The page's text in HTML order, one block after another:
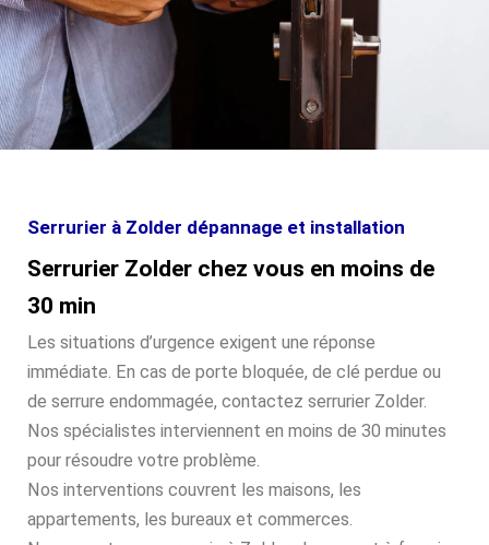
Serrurier à Zolder dépannage et installation
Serrurier Zolder chez vous en moins de
30 min
Les situations d’urgence exigent une réponse
immédiate. En cas de porte bloquée, de clé perdue ou
de serrure endommagée, contactez serrurier Zolder.
Nos spécialistes interviennent en moins de 30 minutes
pour résoudre votre problème.
Nos interventions couvrent les maisons, les
appartements, les bureaux et commerces.